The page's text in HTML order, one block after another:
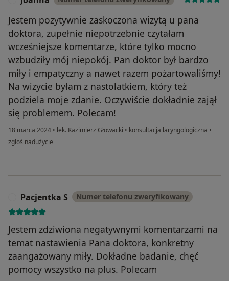
Jestem pozytywnie zaskoczona wizytą u pana
doktora, zupełnie niepotrzebnie czytałam
wcześniejsze komentarze, które tylko mocno
wzbudziły mój niepokój. Pan doktor był bardzo
miły i empatyczny a nawet razem pożartowaliśmy!
Na wizycie byłam z nastolatkiem, który też
podziela moje zdanie. Oczywiście dokładnie zajął
się problemem. Polecam!
18 marca 2024 • lek. Kazimierz Głowacki • konsultacja laryngologiczna •
w opinii użytkownika Joanna
zgłoś nadużycie
Pacjentka S Numer telefonu zweryfikowany
Jestem zdziwiona negatywnymi komentarzami na
temat nastawienia Pana doktora, konkretny
zaangażowany miły. Dokładne badanie, chęć
pomocy wszystko na plus. Polecam